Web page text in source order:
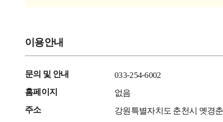
이용안내
문의 및 안내
033-254-6002
홈페이지
없음
주소
강원특별자치도 춘천시 옛경